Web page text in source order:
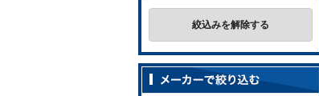
絞込みを解除する